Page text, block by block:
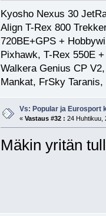
Kyosho Nexus 30
Align T-Rex 800
720BE+GPS +
Pixhawk, T-Rex 550E
Walkera Genius CP
Mankat, FrSky
Vs: Popular ja Eurosport
« Vastaus #32 : 24 Huhtikuu,
Mäkin yritän